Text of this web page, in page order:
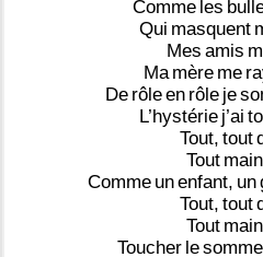
Comme les
Qui masquent
Mes amis
Ma mère me
De rôleen rôle je
L’hystérie j’ai
Tout, tout
Tout
Comme unenfant, un
Tout, tout
Tout
Toucher le